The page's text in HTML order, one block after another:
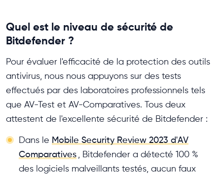
Quel est le niveau de sécurité de
Bitdefender ?
Pour évaluer l'efficacité de la protection des outils
antivirus, nous nous appuyons sur des tests
effectués par des laboratoires professionnels tels
que AV-Test et AV-Comparatives. Tous deux
attestent de l'excellente sécurité de Bitdefender :
Dans le Mobile Security Review 2023 d'AV
Comparatives , Bitdefender a détecté 100 %
des logiciels malveillants testés, aucun faux